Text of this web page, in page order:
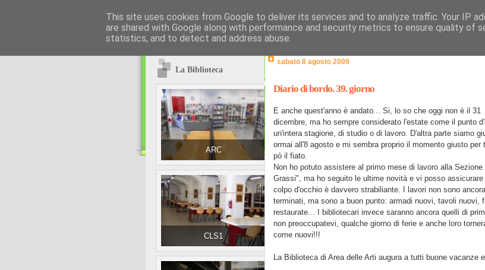
La Biblioteca
ARC
CLS1
sabato 8 agosto 2009
Diario di bordo. 39. giorno
E anche quest'anno è andato... Si, lo so che oggi non è il 31
dicembre, ma ho sempre considerato l'estate come il punto
un'intera stagione, di studio o di lavoro. D'altra parte siamo
ormai all'8 agosto e mi sembra proprio il momento giusto per
pò il fiato.
Non ho potuto assistere al primo mese di lavoro alla Sezione
Grassi", ma ho seguito le ultime novità e vi posso assicurare
colpo d'occhio è davvero strabiliante. I lavori non sono ancora
terminati, ma sono a buon punto: armadi nuovi, tavoli nuovi,
restaurate... I bibliotecari invece saranno ancora quelli di
non preoccupatevi, qualche giorno di ferie e anche loro
come nuovi!!!
La Biblioteca di Area delle Arti augura a tutti buone vacanze
This site uses cookies from Google to deliver its services and to analyze traffic. Your IP
are shared with Google along with performance and security metrics to ensure quality of
statistics, and to detect and address abuse.